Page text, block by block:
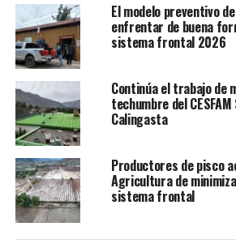
El modelo preventivo
enfrentar de buena
sistema frontal 2026
Continúa el trabajo de
techumbre del
Calingasta
Productores de pisco
Agricultura de
sistema frontal